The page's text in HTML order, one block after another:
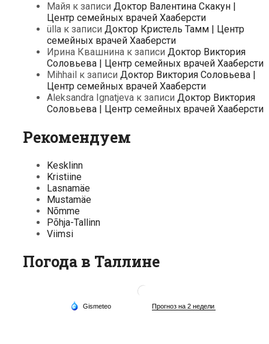
Майя к записи Доктор Валентина Скакун |
Центр семейных врачей Хааберсти
ülla к записи Доктор Кристель Тамм | Центр
семейных врачей Хааберсти
Ирина Квашнина к записи Доктор Виктория
Соловьева | Центр семейных врачей Хааберсти
Mihhail к записи Доктор Виктория Соловьева |
Центр семейных врачей Хааберсти
Aleksandra Ignatjeva к записи Доктор Виктория
Соловьева | Центр семейных врачей Хааберсти
Рекомендуем
Kesklinn
Kristiine
Lasnamäe
Mustamäe
Nõmme
Põhja-Tallinn
Viimsi
Погода в Таллине